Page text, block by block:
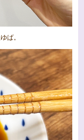
ば。